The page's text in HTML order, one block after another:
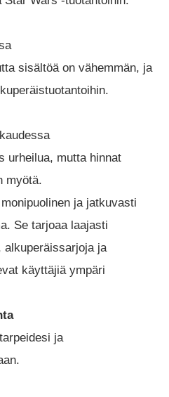
sisältöä on vähemmän, ja
urheilua, mutta hinnat
myötä.
ja jatkuvasti
Se tarjoaa laajasti
alkuperäissarjoja ja
käyttäjiä ympäri
ja